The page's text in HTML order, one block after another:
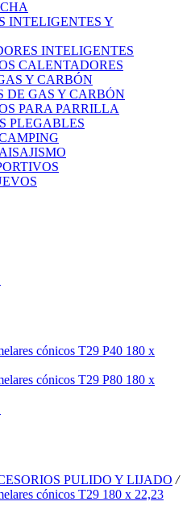
INTELIGENTES Y
INTELIGENTES
CALENTADORES
Y CARBÓN
DE GAS Y CARBÓN
PARA PARRILLA
PLEGABLES
PULIDO Y LIJADO /